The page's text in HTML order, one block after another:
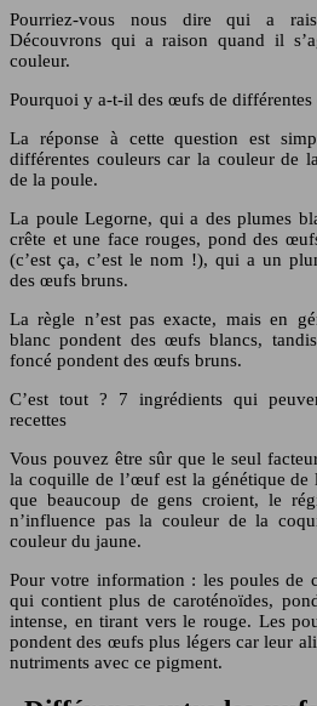
Pourriez-vous nous dire qui a
Découvrons qui a raison quand il
couleur.
Pourquoi y a-t-il des œufs de différentes
La réponse à cette question est
différentes couleurs car la couleur de
de la poule.
La poule Legorne, qui a des plumes
crête et une face rouges, pond des
(c’est ça, c’est le nom !), qui a un
des œufs bruns.
La règle n’est pas exacte, mais en
blanc pondent des œufs blancs,
foncé pondent des œufs bruns.
C’est tout ? 7 ingrédients qui
recettes
Vous pouvez être sûr que le seul
la coquille de l’œuf est la génétique de
que beaucoup de gens croient, le
n’influence pas la couleur de la
couleur du jaune.
Pour votre information : les poules de
qui contient plus de caroténoïdes,
intense, en tirant vers le rouge. Les
pondent des œufs plus légers car leur
nutriments avec ce pigment.